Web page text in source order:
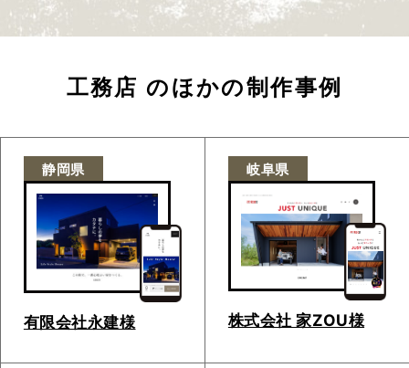
工務店 のほかの制作事例
静岡県
有限会社永建様
岐阜県
株式会社 家ZOU様